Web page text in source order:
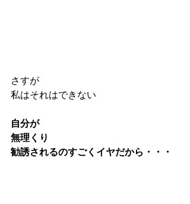
さすが
私はそれはできない
自分が
無理くり
勧誘されるのすごくイヤだから・・・